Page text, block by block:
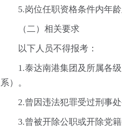
5.岗位任职资格条件内年
（二）相关要求
以下人员不得报考：
1.泰达南港集团及所属各
系）。
2.曾因违法犯罪受过刑事
3.曾被开除公职或开除党籍